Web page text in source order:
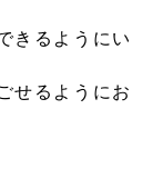
きるようにい
せるようにお